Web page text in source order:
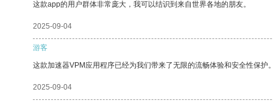
这款app的用户群体非常庞大，我可以结识到来自世界各地的朋友。
2025-09-04
游客
这款加速器VPM应用程序已经为我们带来了无限的流畅体验和安全性保护
2025-09-04